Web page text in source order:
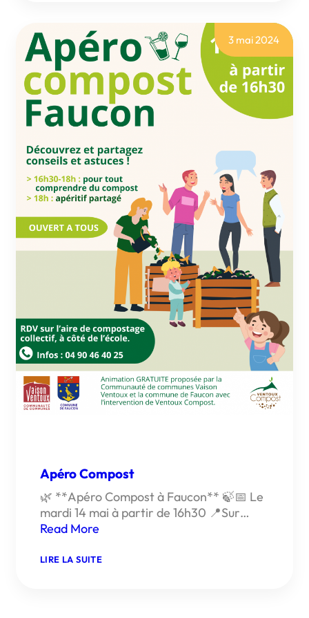
3 mai 2024
Apéro Compost
🌿 **Apéro Compost à Faucon** 🍃📅 Le
mardi 14 mai à partir de 16h30 📍Sur…
Read More
LIRE LA SUITE: